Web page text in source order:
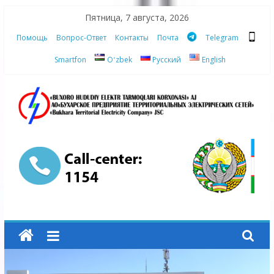
content
Пятница, 7 августа, 2026
Помощь Вопрос-Ответ Контакты Почта Telegram
Smartfon Oʻzbek Русский English
АО
"Бухарское
Предприятие
Территориальных